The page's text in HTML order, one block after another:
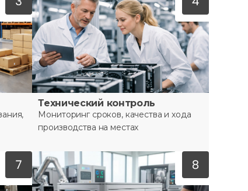
Технический контроль
Мониторинг сроков, качества и хода
производства на местах